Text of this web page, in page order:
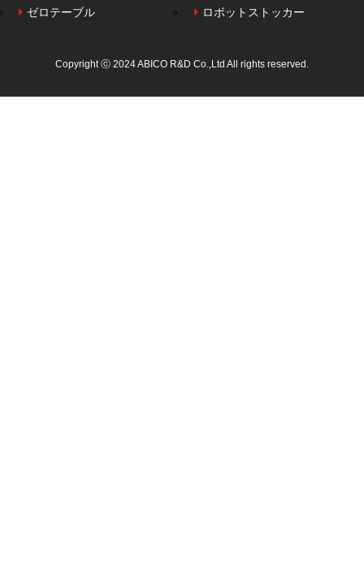
ゼロテーブル ロボットストッカー
Copyright ⓒ 2024 ABICO R&D Co.,Ltd All rights reserved.